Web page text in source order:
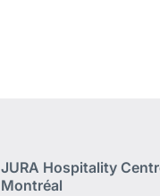
JURA Hospitality
Montréal